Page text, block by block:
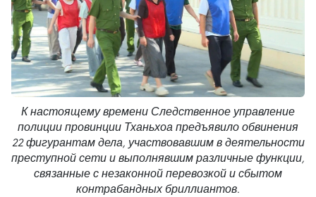
К настоящему времени Следственное управление
полиции провинции Тханьхоа предъявило обвинения
22 фигурантам дела, участвовавшим в деятельности
преступной сети и выполнявшим различные функции,
связанные с незаконной перевозкой и сбытом
контрабандных бриллиантов.